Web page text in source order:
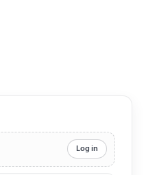
Log in